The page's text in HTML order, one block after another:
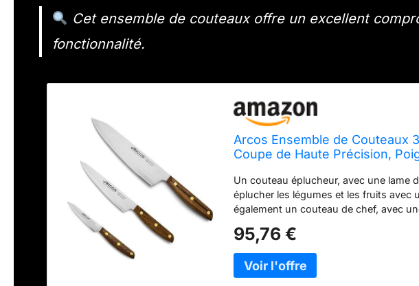
Cet ensemble de couteaux offre un excellent
fonctionnalité.
Arcos Ensemble de Couteaux
Coupe de Haute Précision,
Un couteau éplucheur, avec une lame
éplucher les légumes et les fruits avec
également un couteau de chef, avec
éplucher les légumes et incorpore un
mm, adapté pour hacher, trancher et
avec un équilibre lisse. PRÉCISION ET
technique brevetée par ARCOS
95,76 €